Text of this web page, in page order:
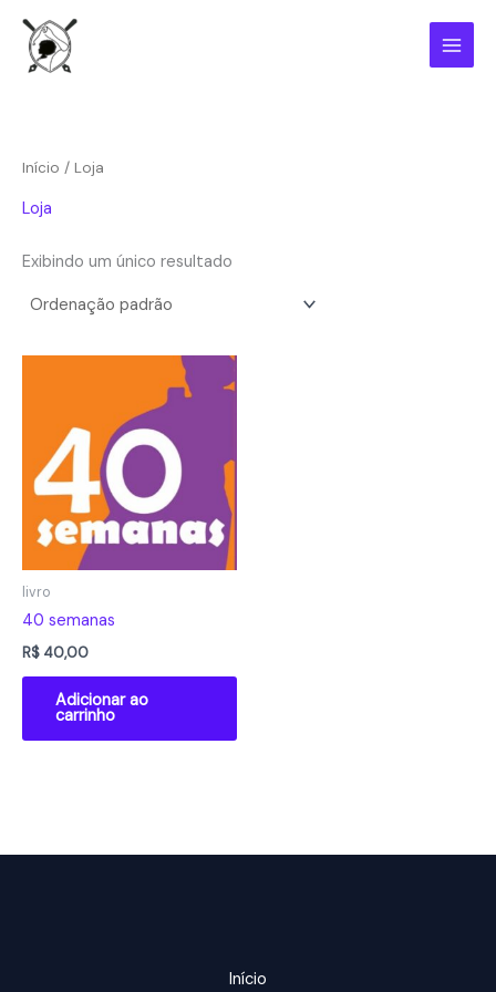
para
Início / Loja
Loja
Exibindo um único resultado
livro
40 semanas
R$ 40,00
Adicionar ao
carrinho
Início